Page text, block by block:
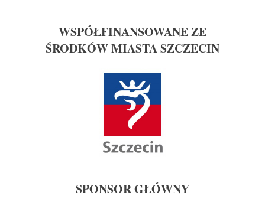
WSPÓŁFINANSOWANE ZE
ŚRODKÓW MIASTA SZCZECIN
SPONSOR GŁÓWNY